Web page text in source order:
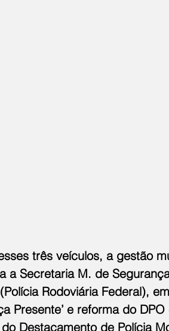
três veículos, a gestão
a Secretaria M. de
Rodoviária Federal),
Presente’ e reforma do
Destacamento de Polícia